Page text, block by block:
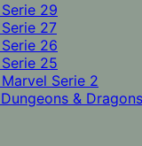
29
27
26
25
Serie 2
& Dragons